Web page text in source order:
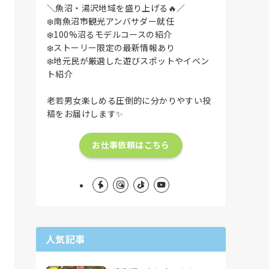
＼魚沼・湯沢地域を盛り上げる🔥／
❄️南魚沼市観光アンバサダー就任
❄️100%沼るモデルコースの紹介
❄️ストーリー限定の最新情報あり
❄️地元民が厳選した遊びスポットやイベン
ト紹介
老若男女楽しめる圧倒的に分かりやすい投
稿をお届けします✨
お仕事依頼はこちら
人気記事